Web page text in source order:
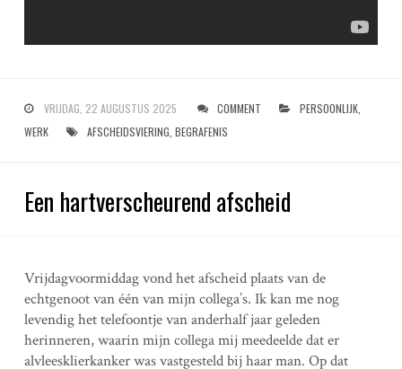
VRIJDAG, 22 AUGUSTUS 2025 COMMENT PERSOONLIJK,
WERK
AFSCHEIDSVIERING BEGRAFENIS
Een hartverscheurend afscheid
Vrijdagvoormiddag vond het afscheid plaats van de
echtgenoot van één van mijn collega’s. Ik kan me nog
levendig het telefoontje van anderhalf jaar geleden
herinneren, waarin mijn collega mij meedeelde dat er
alvleesklierkanker was vastgesteld bij haar man. Op dat